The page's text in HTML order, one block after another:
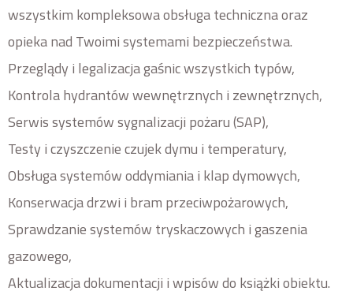
wszystkim kompleksowa obsługa techniczna oraz
opieka nad Twoimi systemami bezpieczeństwa.
Przeglądy i legalizacja gaśnic wszystkich typów,
Kontrola hydrantów wewnętrznych i zewnętrznych,
Serwis systemów sygnalizacji pożaru (SAP),
Testy i czyszczenie czujek dymu i temperatury,
Obsługa systemów oddymiania i klap dymowych,
Konserwacja drzwi i bram przeciwpożarowych,
Sprawdzanie systemów tryskaczowych i gaszenia
gazowego,
Aktualizacja dokumentacji i wpisów do książki obiektu.